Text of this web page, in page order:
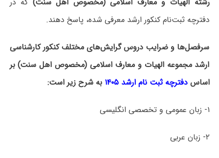
دفترچه‌ ثبت‌نام کنکور ارشد معرفی شده، پاسخ دهند.
سرفصل‌ها و ضرایب دروس گرایش‌های مختلف کنکور کارشناسی
ارشد مجموعه الهیات و معارف اسلامی (مخصوص اهل سنت) بر
اساسدفترچه ثبت نام ارشد ۱۴۰۵ به شرح زیر است:
۱- زبان عمومی و تخصصی انگلیسی
۲- زبان عربی